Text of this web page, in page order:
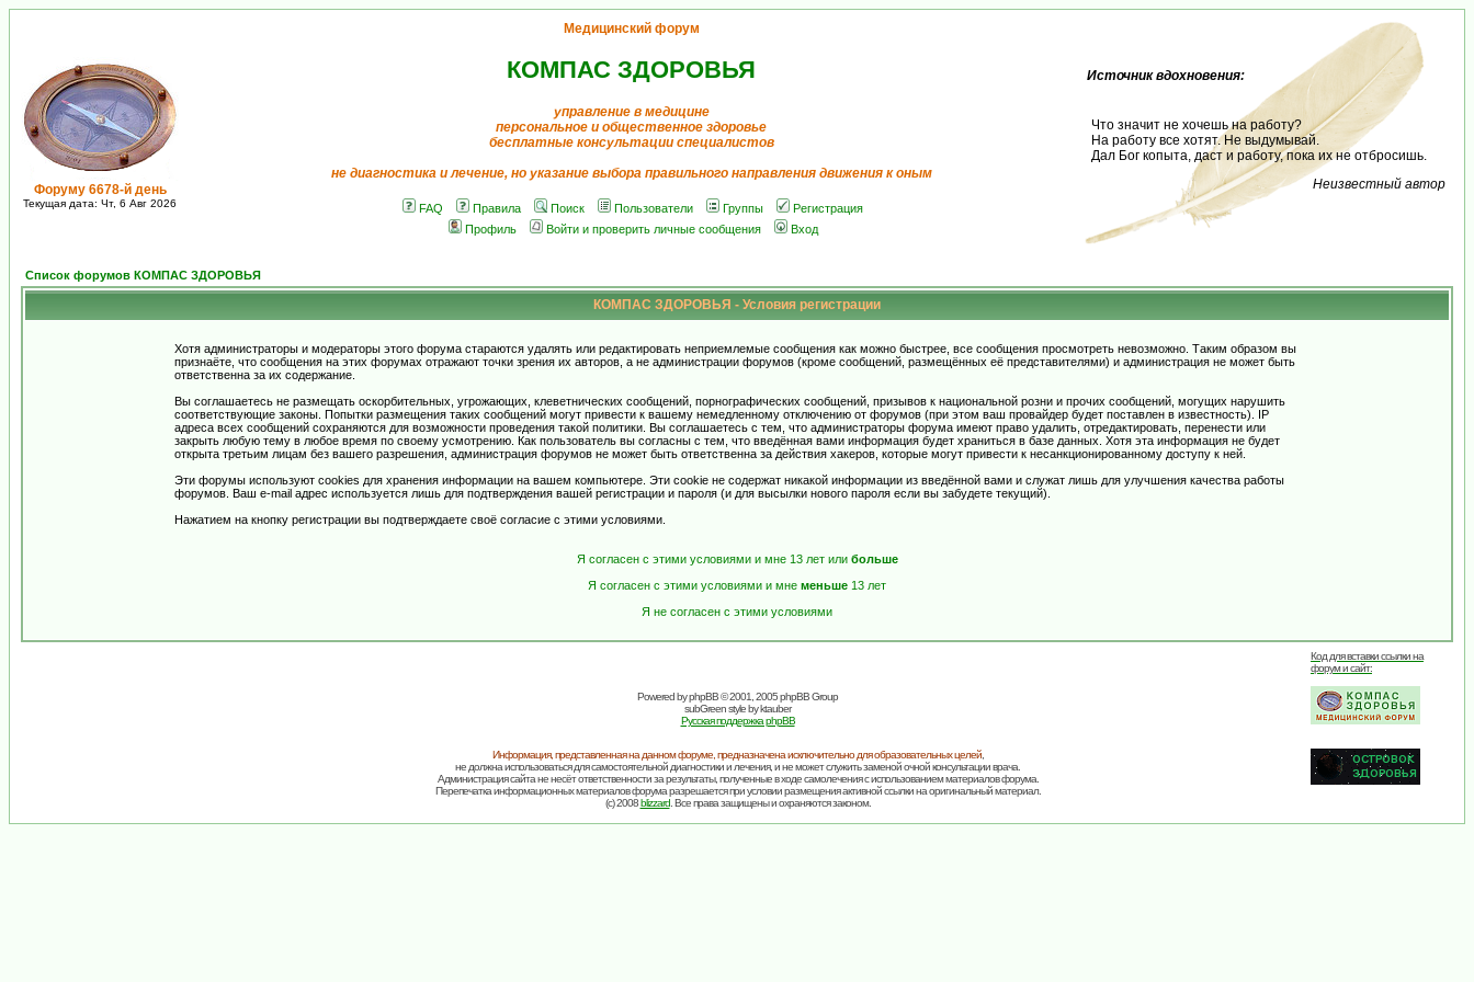
Форуму 6678-й день
Текущая дата: Чт, 6 Авг 2026
Медицинский форум
КОМПАС ЗДОРОВЬЯ
управление в медицине
персональное и общественное здоровье
бесплатные консультации специалистов
не диагностика и лечение, но указание выбора правильного направления движения к оным
FAQ Правила Поиск Пользователи Группы
Регистрация
Профиль
Войти и проверить личные сообщения Вход
Источник вдохновения:
Что значит не хочешь на работу?
На работу все хотят. Не выдумывай.
Дал Бог копыта, даст и работу, пока их не отбросишь.
Неизвестный автор
Список форумов КОМПАС ЗДОРОВЬЯ
КОМПАС ЗДОРОВЬЯ - Условия регистрации
Хотя администраторы и модераторы этого форума стараются удалять или редактировать неприемлемые сообщения как можно быстрее, все сообщения просмотреть невозможно. Таким образом вы
признаёте, что сообщения на этих форумах отражают точки зрения их авторов, а не администрации форумов (кроме сообщений, размещённых её представителями) и администрация не может быть
ответственна за их содержание.
Вы соглашаетесь не размещать оскорбительных, угрожающих, клеветнических сообщений, порнографических сообщений, призывов к национальной розни и прочих сообщений, могущих нарушить
соответствующие законы. Попытки размещения таких сообщений могут привести к вашему немедленному отключению от форумов (при этом ваш провайдер будет поставлен в известность). IP
адреса всех сообщений сохраняются для возможности проведения такой политики. Вы соглашаетесь с тем, что администраторы форума имеют право удалить, отредактировать, перенести или
закрыть любую тему в любое время по своему усмотрению. Как пользователь вы согласны с тем, что введённая вами информация будет храниться в базе данных. Хотя эта информация не будет
открыта третьим лицам без вашего разрешения, администрация форумов не может быть ответственна за действия хакеров, которые могут привести к несанкционированному доступу к ней.
Эти форумы используют cookies для хранения информации на вашем компьютере. Эти cookie не содержат никакой информации из введённой вами и служат лишь для улучшения качества работы
форумов. Ваш e-mail адрес используется лишь для подтверждения вашей регистрации и пароля (и для высылки нового пароля если вы забудете текущий).
Нажатием на кнопку регистрации вы подтверждаете своё согласие с этими условиями.
Я согласен с этими условиями и мне 13 лет или больше
Я согласен с этими условиями и мне меньше 13 лет
Я не согласен с этими условиями
Powered byphpBB© 2001, 2005 phpBB Group
subGreen style byktauber
Русская поддержка phpBB
Код для вставки ссылки на
форум и сайт:
Информация, представленная на данном форуме, предназначена исключительно для образовательных целей,
не должна использоваться для самостоятельной диагностики и лечения, и не может служить заменой очной консультации врача.
Администрация сайта не несёт ответственности за результаты, полученные в ходе самолечения с использованием материалов форума.
Перепечатка информационных материалов форума разрешается при условии размещения активной ссылки на оригинальный материал.
(c) 2008blizzard. Все права защищены и охраняются законом.